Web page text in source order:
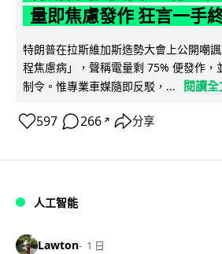
量即焦慮發作 狂言一手
特朗普在拉斯維加斯造勢大會上公開嘲
程焦慮病」，聲稱電量剩 75% 便發作，
制令。惟專業車媒隨即反駁，...
閱讀全
597 266 ↗ 分享
人工智能
Lawton 1 日